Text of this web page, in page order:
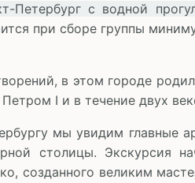
Петербург с водной
при сборе группы
в этом городе
I и в течение двух
мы увидим главные
столицы. Экскурсия
созданного великим